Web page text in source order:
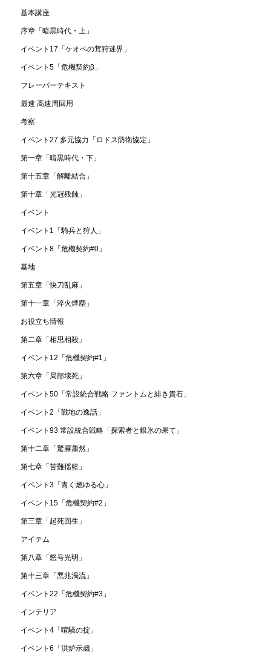
基本講座
序章「暗黒時代・上」
イベント17「ケオベの茸狩迷界」
イベント5「危機契約β」
フレーバーテキスト
最速 高速周回用
考察
イベント27 多元協力「ロドス防衛協定」
第一章「暗黒時代・下」
第十五章「解離結合」
第十章「光冠残蝕」
イベント
イベント1「騎兵と狩人」
イベント8「危機契約#0」
基地
第五章「快刀乱麻」
第十一章「淬火煙塵」
お役立ち情報
第二章「相思相殺」
イベント12「危機契約#1」
第六章「局部壊死」
イベント50「常設統合戦略 ファントムと緋き貴石」
イベント2「戦地の逸話」
イベント93 常設統合戦略「探索者と銀氷の果て」
第十二章「驚靂蕭然」
第七章「苦難揺籃」
イベント3「青く燃ゆる心」
イベント15「危機契約#2」
第三章「起死回生」
アイテム
第八章「怒号光明」
第十三章「悪兆渦流」
イベント22「危機契約#3」
インテリア
イベント4「喧騒の掟」
イベント6「洪炉示歳」